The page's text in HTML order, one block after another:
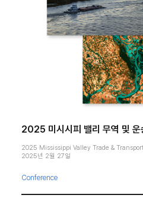
2025 미시시피 밸리 무역 및 운
2025 Mississippi Valley Trade &
2025년 2월 27일
Conference